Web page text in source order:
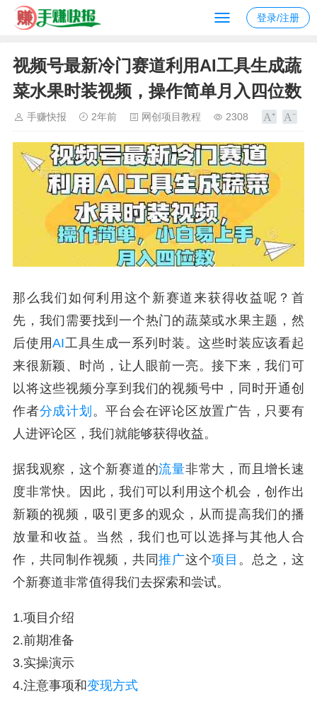
登录/注册
视频号最新冷门赛道利用AI工具生成蔬
菜水果时装视频，操作简单月入四位数
手赚快报 2年前 网创项目教程 2308
那么我们如何利用这个新赛道来获得收益呢？首
先，我们需要找到一个热门的蔬菜或水果主题，然
后使用AI工具生成一系列时装。这些时装应该看起
来很新颖、时尚，让人眼前一亮。接下来，我们可
以将这些视频分享到我们的视频号中，同时开通创
作者分成计划 。平台会在评论区放置广告，只要有
人进评论区，我们就能够获得收益。
据我观察，这个新赛道的流量非常大，而且增长速
度非常快。因此，我们可以利用这个机会，创作出
新颖的视频，吸引更多的观众，从而提高我们的播
放量和收益。当然，我们也可以选择与其他人合
作，共同制作视频，共同推广这个项目 。总之，这
个新赛道非常值得我们去探索和尝试。
1.项目介绍
2.前期准备
3.实操演示
4.注意事项和变现方式